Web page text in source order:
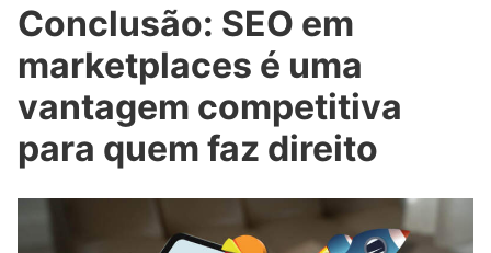
Conclusão: SEO em
marketplaces é uma
vantagem competitiva
para quem faz direito